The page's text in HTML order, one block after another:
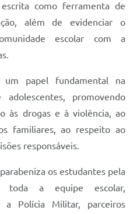
como ferramenta de
além de evidenciar o
escolar com a
um papel fundamental na
promovendo
às drogas e à violência, ao
familiares, ao respeito ao
responsáveis.
os estudantes pela
toda a equipe escolar,
a Polícia Militar, parceiros